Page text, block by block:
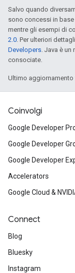
Salvo quando
sono concessi in base
mentre gli esempi di
2.0. Per ulteriori
Developers. Java è
consociate.
Ultimo aggiornamento
Coinvolgi
Google Developer
Google Developer
Google Developer
Accelerators
Google Cloud &
Connect
Blog
Bluesky
Instagram